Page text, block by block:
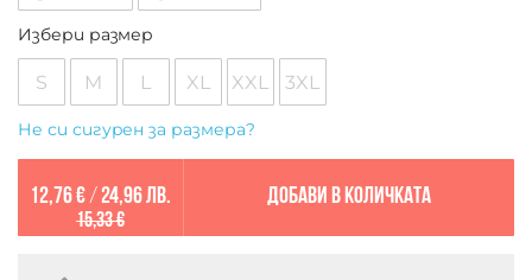
Избери размер
S M L XL XXL 3XL
Не си сигурен за размера?
12,76 €/ 24,96 лв.
15,33 €
Добави в количката